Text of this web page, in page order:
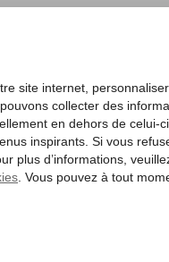
VACANCES AU
de surcharge carburant